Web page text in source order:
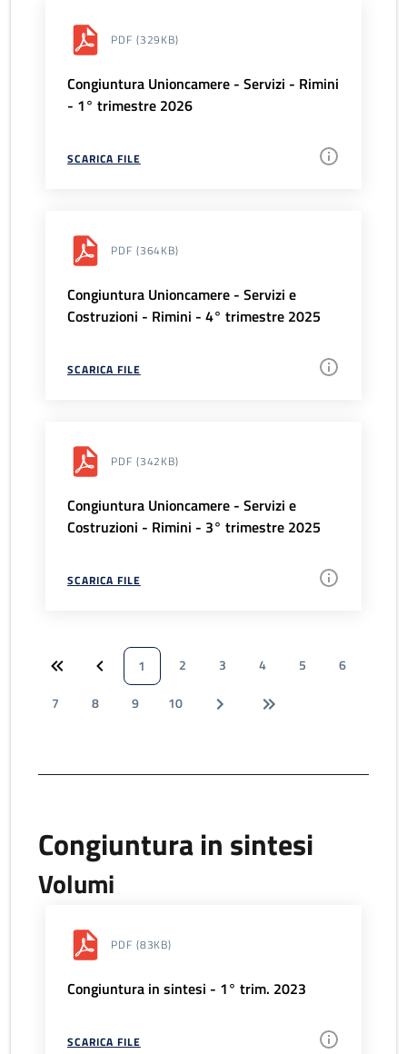
PDF (329KB)
Congiuntura Unioncamere - Servizi - Rimini
- 1° trimestre 2026
SCARICA FILE
PDF (364KB)
Congiuntura Unioncamere - Servizi e
Costruzioni - Rimini - 4° trimestre 2025
SCARICA FILE
PDF (342KB)
Congiuntura Unioncamere - Servizi e
Costruzioni - Rimini - 3° trimestre 2025
SCARICA FILE
1 2 3 4 5
6
7
8 9 10
Congiuntura in sintesi
Volumi
PDF (83KB)
Congiuntura in sintesi - 1° trim. 2023
SCARICA FILE